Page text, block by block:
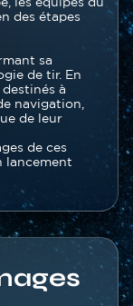
des étapes
sa
de tir. En
à
navigation,
de leur
de ces
lancement